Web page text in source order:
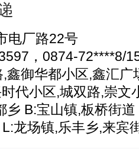
电厂路22号
，0874-72****8/
鑫御华都小区,鑫汇广
代小区,城双路,崇文
乡 B:宝山镇,板桥街
龙场镇,乐丰乡,来宾